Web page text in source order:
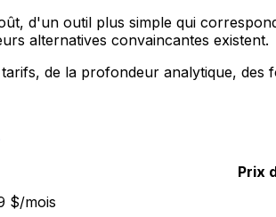
d'un outil plus simple qui
alternatives convaincantes existent.
de la profondeur analytique,
Prix
$/mois